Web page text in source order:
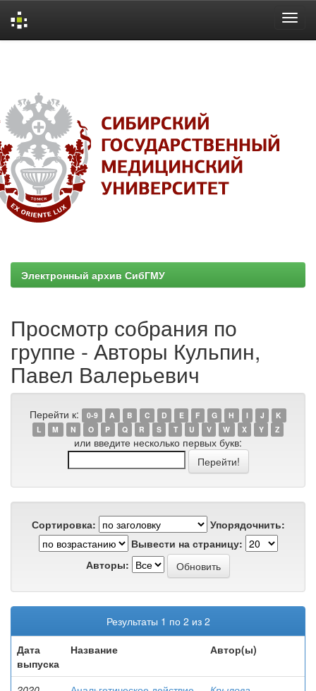
Электронный архив СибГМУ
Просмотр собрания по
группе - Авторы Кульпин,
Павел Валерьевич
Перейти к: 0-9 A B C D E F G H I J
K
L
M N O P Q R S T U V W X Y Z
или введите несколько первых букв:
Сортировка:
Упорядочнить:
Вывести на страницу:
Авторы:
Результаты 1 по 2 из 2
Дата
выпуска
Название Автор(ы)